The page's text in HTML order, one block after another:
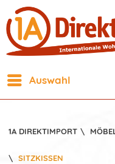
Auswahl
1A DIREKTIMPORT \
\ SITZKISSEN